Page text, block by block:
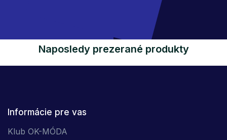
Naposledy prezerané produkty
Informácie pre vas
Klub OK-MÓDA